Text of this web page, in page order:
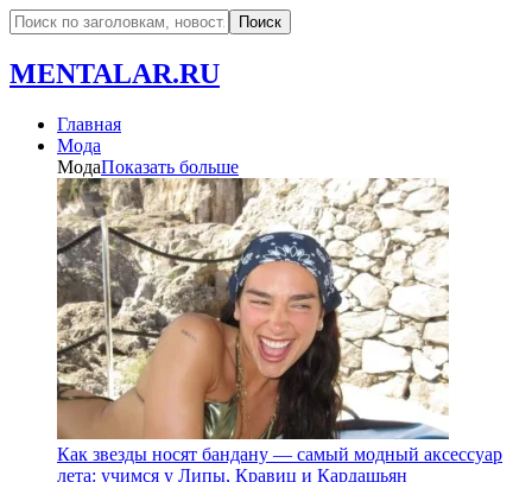
MENTALAR.RU
Главная
Мода
МодаПоказать больше
Как звезды носят бандану — самый модный аксессуар
лета: учимся у Липы, Кравиц и Кардашьян